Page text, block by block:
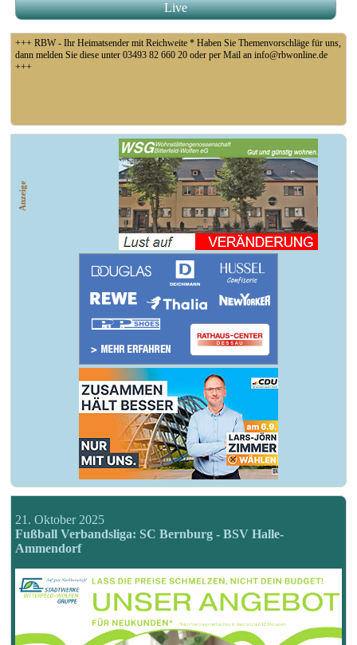
Live
+++ RBW - Ihr Heimatsender mit Reichweite * Haben Sie Themenvorschläge für uns,
dann melden Sie diese unter 03493 82 660 20 oder per Mail an info@rbwonline.de
+++
+++ Fußball Oberliga Süd 1. Spieltag: SG Union Sandersdorf - VfB 1921 Krieschow,
21. Oktober 2025
Fußball Verbandsliga: SC Bernburg - BSV Halle-
Ammendorf
Anzeige